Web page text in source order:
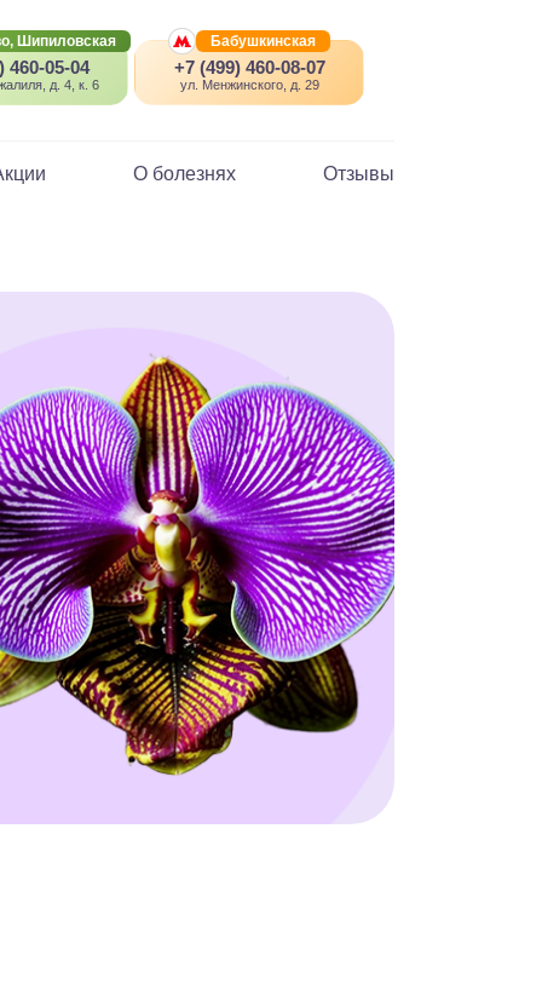
Шипиловская
460-05-04
д. 4, к. 6
Бабушкинская
+7 (499) 460-08-07
ул. Менжинского, д. 29
О болезнях Отзывы